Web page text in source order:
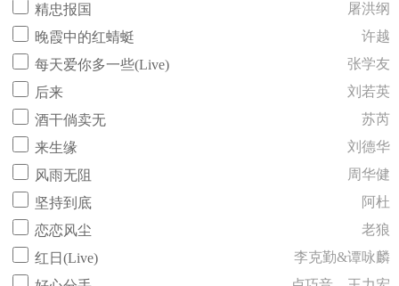
精忠报国
屠洪纲
晚霞中的红蜻蜓
许越
每天爱你多一些(Live)
张学友
后来
刘若英
酒干倘卖无
苏芮
来生缘
刘德华
风雨无阻
周华健
坚持到底
阿杜
恋恋风尘
老狼
红日(Live)
李克勤&谭咏麟